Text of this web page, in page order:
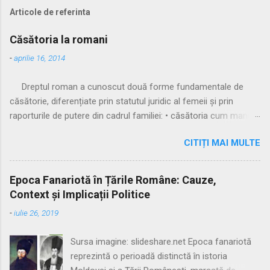
Articole de referinta
Căsătoria la romani
-aprilie 16, 2014
Dreptul roman a cunoscut două forme fundamentale de
căsătorie, diferențiate prin statutul juridic al femeii și prin
raporturile de putere din cadrul familiei: • căsătoria cum manus
și practicată a fost căsătoria cu manus, prin care femeia
trecea sub autoritatea soțului, devenind parte a familiei
acestuia. Spre sfârșitul Republicii, tot mai multe femei au
început să evite această subordonare, trăind în uniuni
nelegitime. Pentru a limita fenomenul, romanii au recunoscut și
căsătoria fără manus, care permitea femeii să rămână sub
autonomia patrimonială. ⚖️ Formele căsătoriei cu manus
Căsătoria cum manus putea fi încheiată în trei modalități
CITIȚI MAI MULTE
Epoca Fanariotă în Țările Române: Cauze,
Context și Implicații Politice
-iulie 26, 2019
Sursa imagine: slideshare.net Epoca fanariotă
reprezintă o perioadă distinctă în istoria